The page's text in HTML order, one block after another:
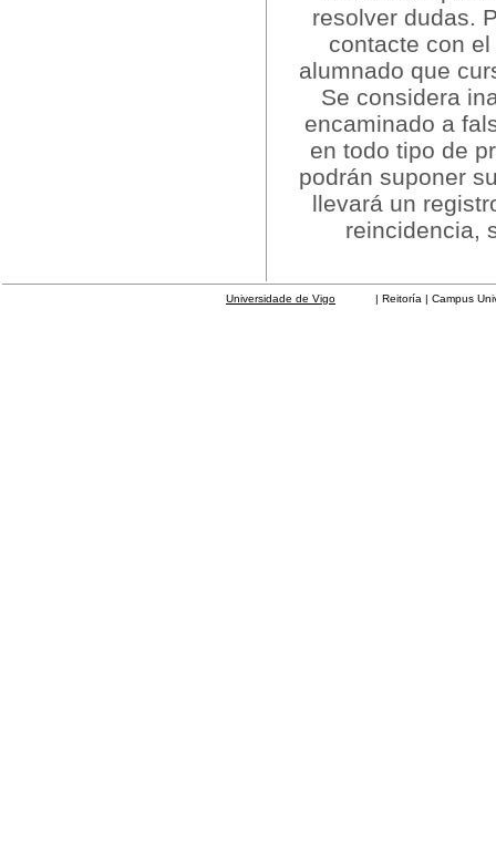
resolver dudas.
contacte con
alumnado que
Se considera
encaminado a
en todo tipo de
podrán suponer
llevará un
reincidencia,
Universidade de Vigo | Reitoría | Campus